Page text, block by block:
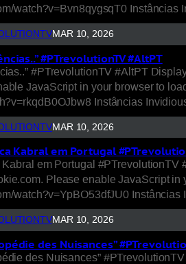
watch?v=Bvn8qygsqT0
MAR 10, 2026
#PTrevolutionTV #AltPT
#PTrevolutionTV #AltPT
JavaScript in your browser to
Instâncias
MAR 10, 2026
Kabral em Portugal
Kabral em Portugal
Please enable JavaScript
watch?v=YpBO53dfJU0
MAR 10, 2026
des Nuisances”
des Nuisances”